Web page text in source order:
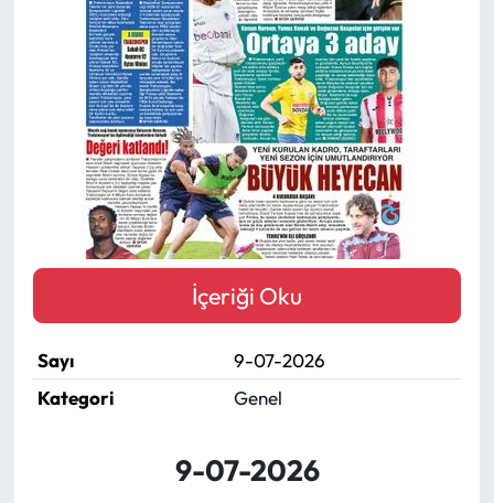
İçeriği Oku
Sayı
9-07-2026
Kategori
Genel
9-07-2026
Mektup Galeri
Röportaj
Manşet
Köşe Yazıları
Karikatür Galeri
BIK
ASTROLOJİ